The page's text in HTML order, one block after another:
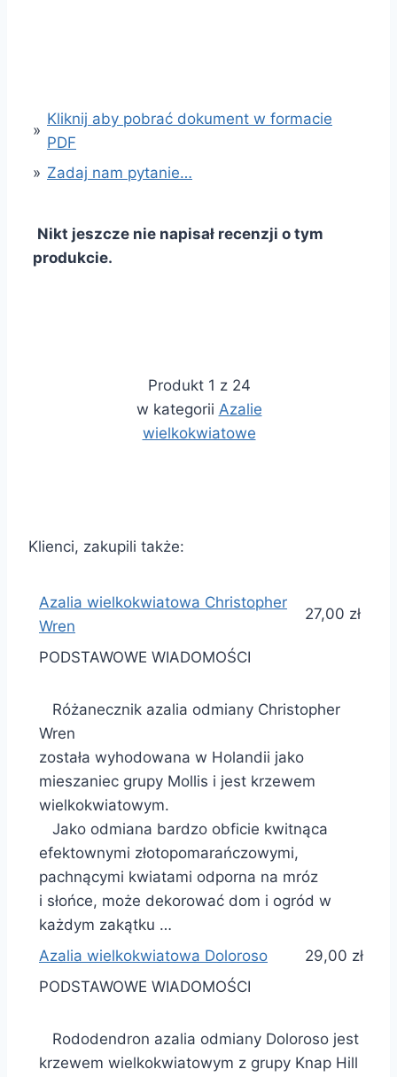
»
Kliknij aby pobrać dokument w formacie
PDF
» Zadaj nam pytanie…
Nikt jeszcze nie napisał recenzji o tym
produkcie.
Produkt 1 z 24
w kategorii Azalie
wielkokwiatowe
Klienci, zakupili także:
Azalia wielkokwiatowa Christopher
Wren
27,00 zł
PODSTAWOWE WIADOMOŚCI
Różanecznik azalia odmiany Christopher
Wren
została wyhodowana w Holandii jako
mieszaniec grupy Mollis i jest krzewem
wielkokwiatowym.
Jako odmiana bardzo obficie kwitnąca
efektownymi złotopomarańczowymi,
pachnącymi kwiatami odporna na mróz
i słońce, może dekorować dom i ogród w
każdym zakątku …
Azalia wielkokwiatowa Doloroso
29,00 zł
PODSTAWOWE WIADOMOŚCI
Rododendron azalia odmiany Doloroso jest
krzewem wielkokwiatowym z grupy Knap Hill